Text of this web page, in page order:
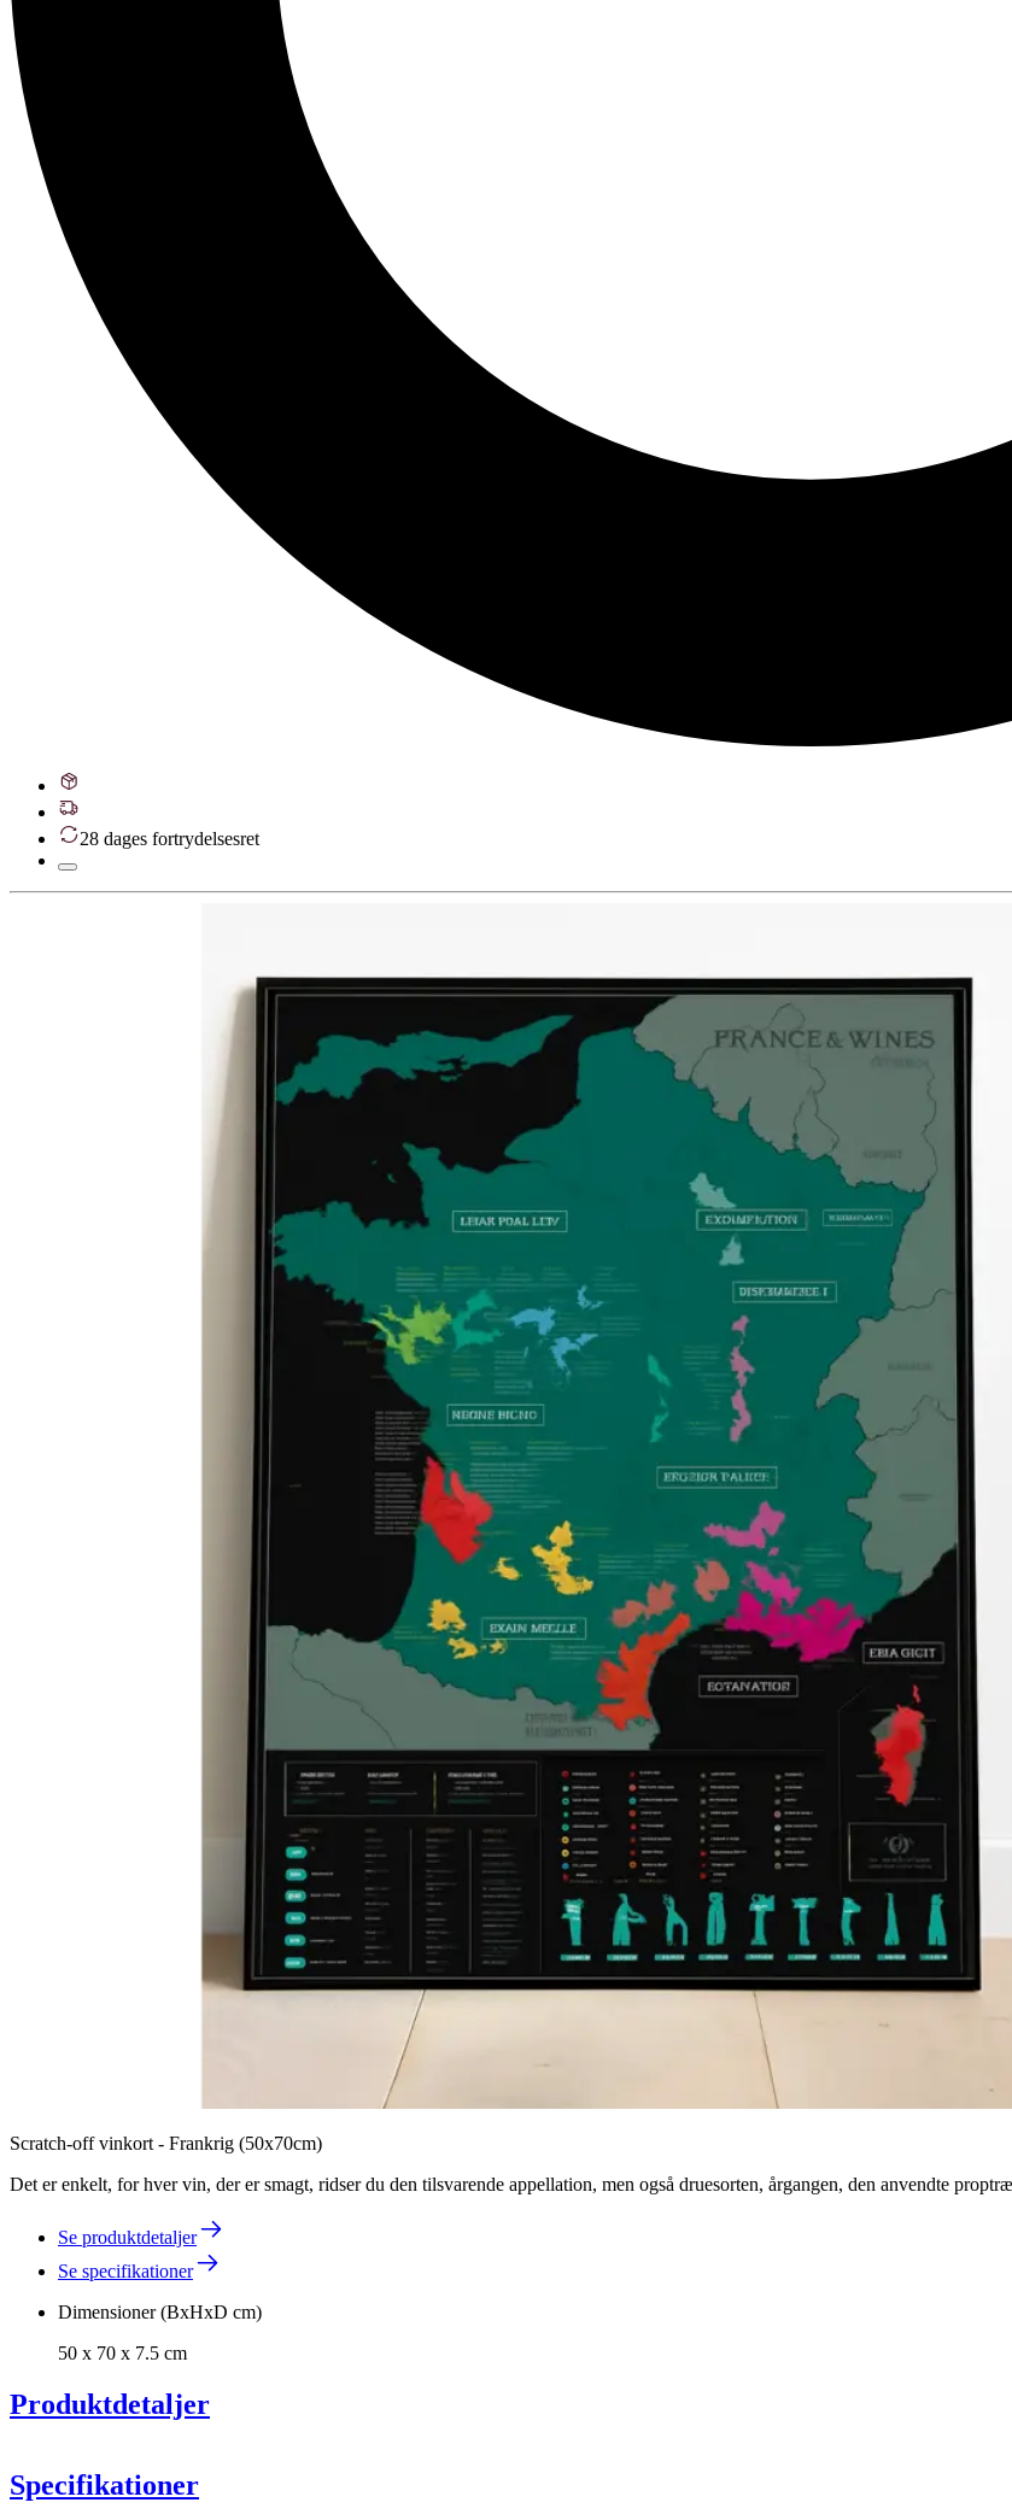
28 dages fortrydelsesret
Scratch-off vinkort - Frankrig (50x70cm)
Det er enkelt, for hver vin, der er smagt, ridser du den tilsvarende appellation, men også druesorten, årgangen, den anvendte
Se produktdetaljer
Se specifikationer
Dimensioner (BxHxD cm)
50 x 70 x 7.5 cm
Produktdetaljer
Specifikationer